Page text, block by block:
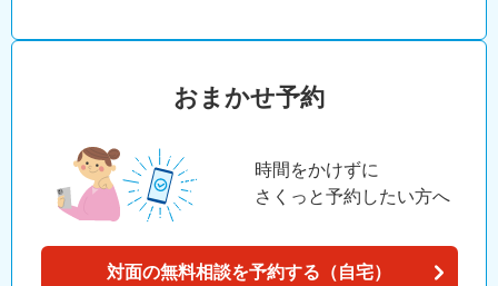
おまかせ予約
時間をかけずに
さくっと予約したい方へ
対面の無料相談を予約する（自宅）